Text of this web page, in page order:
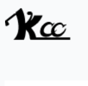
容